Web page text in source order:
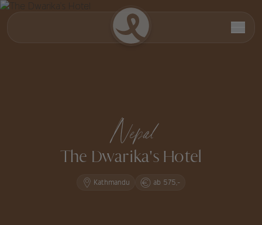
Nepal
The Dwarika's Hotel
Kathmandu ab 575,-